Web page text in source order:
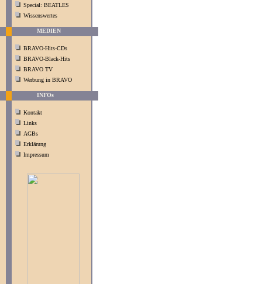
Special: BEATLES
Wissenswertes
MEDIEN
BRAVO-Hits-CDs
BRAVO-Black-Hits
BRAVO TV
Werbung in BRAVO
INFOs
Kontakt
Links
AGBs
Erklärung
Impressum